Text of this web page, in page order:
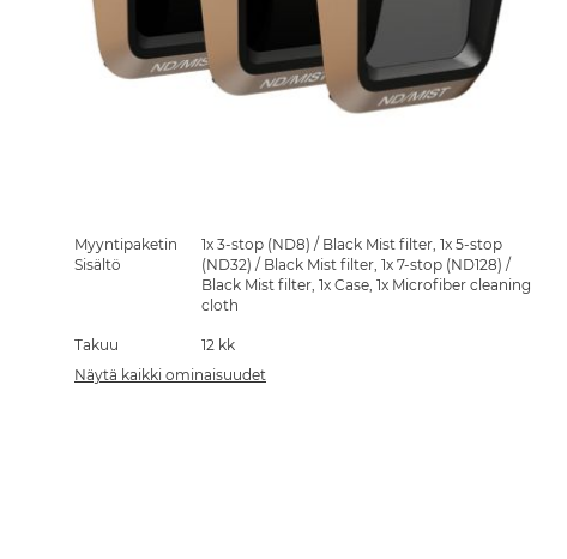
the
beginning
gallery
Myyntipaketin
Sisältö
1x 3-stop (ND8) / Black Mist filter, 1x 5-stop
(ND32) / Black Mist filter, 1x 7-stop (ND128) /
Black Mist filter, 1x Case, 1x Microfiber cleaning
cloth
Takuu
12 kk
Näytä kaikki ominaisuudet